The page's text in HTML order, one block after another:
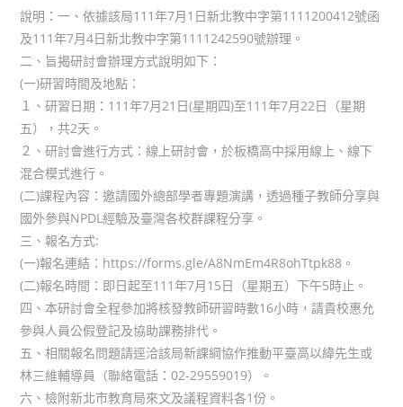
說明：一、依據該局111年7月1日新北教中字第1111200412號函
及111年7月4日新北教中字第1111242590號辦理。
二、旨揭研討會辦理方式說明如下：
(一)研習時間及地點：
１、研習日期：111年7月21日(星期四)至111年7月22日（星期
五），共2天。
２、研討會進行方式：線上研討會，於板橋高中採用線上、線下
混合模式進行。
(二)課程內容：邀請國外總部學者專題演講，透過種子教師分享與
國外參與NPDL經驗及臺灣各校群課程分享。
三、報名方式:
(一)報名連結：https://forms.gle/A8NmEm4R8ohTtpk88。
(二)報名時間：即日起至111年7月15日（星期五）下午5時止。
四、本研討會全程參加將核發教師研習時數16小時，請貴校惠允
參與人員公假登記及協助課務排代。
五、相關報名問題請逕洽該局新課綱協作推動平臺高以緯先生或
林三維輔導員（聯絡電話：02-29559019）。
六、檢附新北市教育局來文及議程資料各1份。